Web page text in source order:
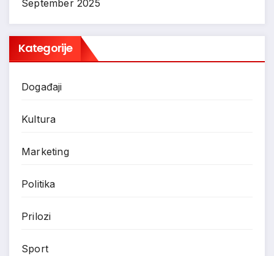
September 2025
Kategorije
Događaji
Kultura
Marketing
Politika
Prilozi
Sport